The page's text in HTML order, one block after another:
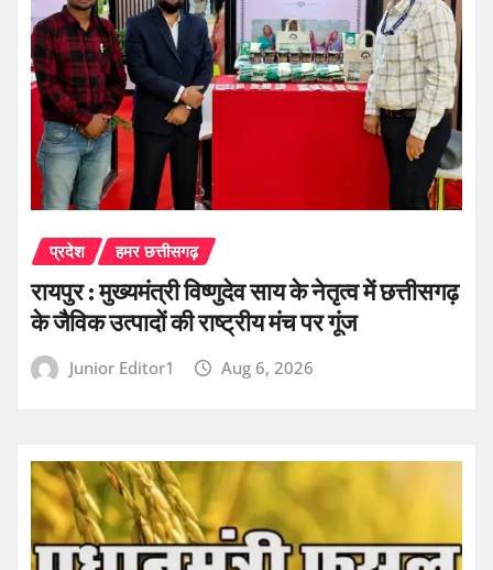
प्रदेश हमर छत्तीसगढ़
रायपुर : मुख्यमंत्री विष्णुदेव साय के नेतृत्व में छत्तीसगढ़
के जैविक उत्पादों की राष्ट्रीय मंच पर गूंज
Junior Editor1 Aug 6, 2026